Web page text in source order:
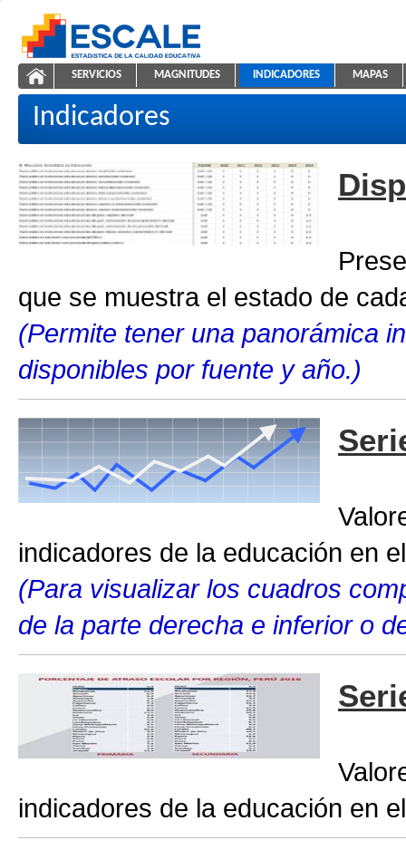
ESCALE - Unidad de Estadística Educativa
Indicadores educativos
NAVEGACIÓN
SERVICIOS MAGNITUDES INDICADORES MAPAS
Indicadores
que se muestra el estado de
(Permite tener una panorámica
disponibles por fuente y año.)
indicadores de la educación en
(Para visualizar los cuadros
de la parte derecha e inferior o
indicadores de la educación en